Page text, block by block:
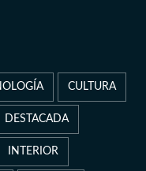
CULTURA
DESTACADA
INTERIOR